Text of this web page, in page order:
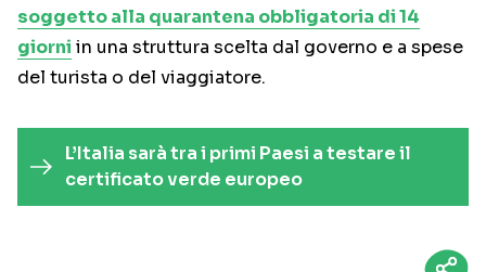
soggetto alla quarantena obbligatoria di 14
giorni in una struttura scelta dal governo e a spese
del turista o del viaggiatore.
L’Italia sarà tra i primi Paesi a testare il
certificato verde europeo